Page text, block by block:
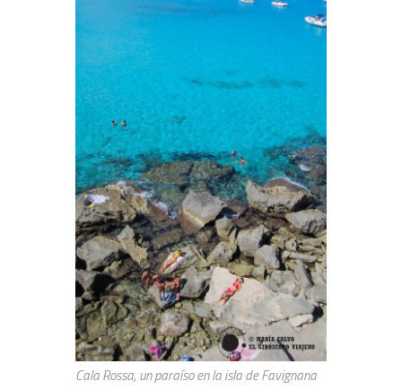
Cala Rossa, un paraíso en la isla de Favignana